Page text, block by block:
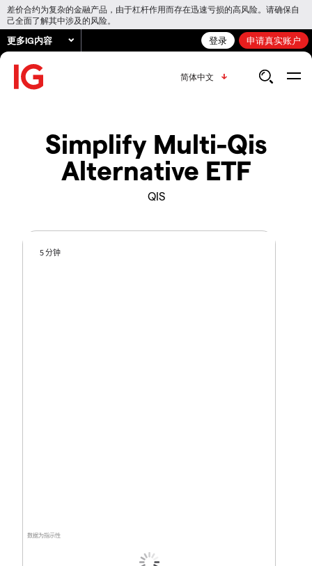
差价合约为复杂的金融产品，由于杠杆作用而存在迅速亏损的高风险。请确保自
己全面了解其中涉及的风险。
更多IG内容 登录 申请真实账户
简体中文
Simplify Multi-Qis
Alternative ETF
QIS
数据为指示性
5 分钟